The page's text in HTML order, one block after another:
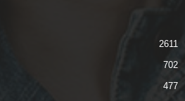
2611
702
477